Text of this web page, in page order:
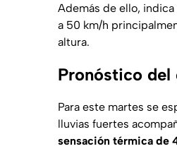
Además de ello,
a 50 km/h
altura.
Pronóstico del
Para este martes se
lluvias fuertes
sensación térmica de